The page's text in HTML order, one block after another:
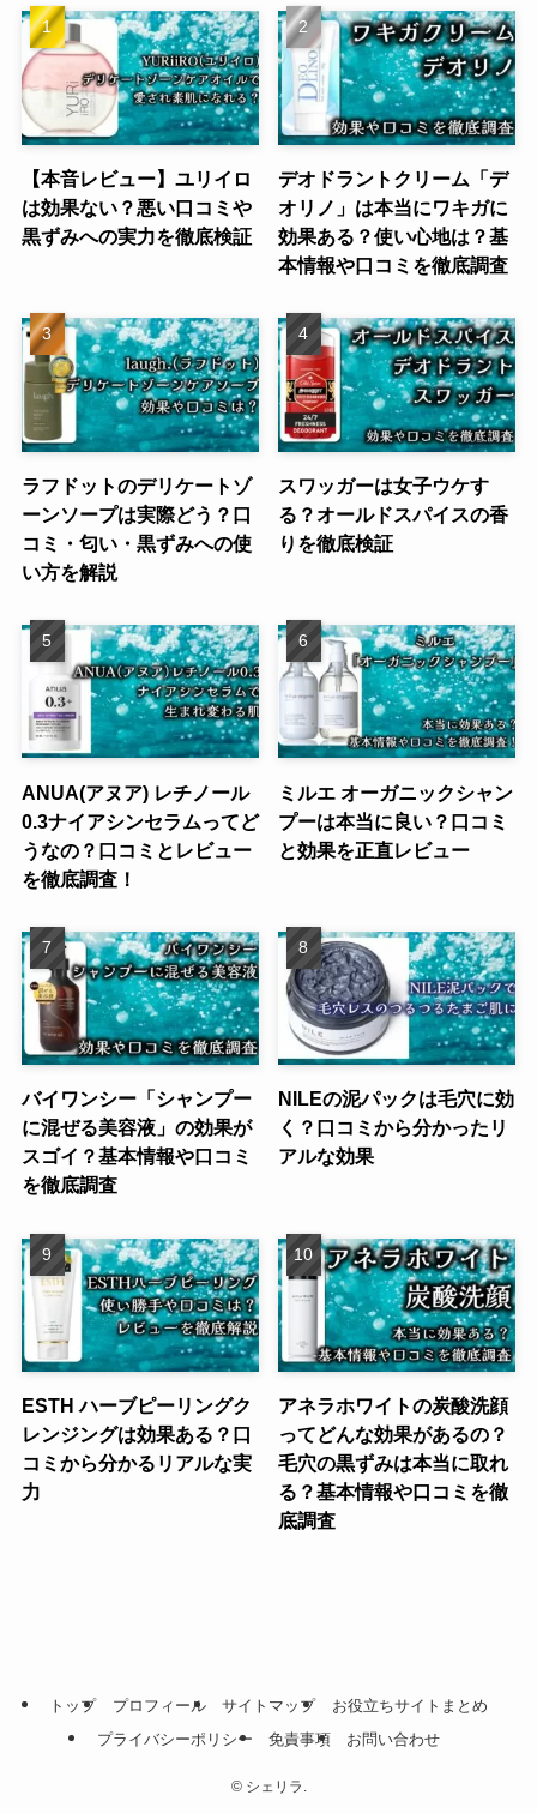
【本音レビュー】ユリイロ
は効果ない？悪い口コミや
黒ずみへの実力を徹底検証
デオドラントクリーム「デ
オリノ」は本当にワキガに
効果ある？使い心地は？基
本情報や口コミを徹底調査
ラフドットのデリケートゾ
ーンソープは実際どう？口
コミ・匂い・黒ずみへの使
い方を解説
スワッガーは女子ウケす
る？オールドスパイスの香
りを徹底検証
ANUA(アヌア) レチノール
0.3ナイアシンセラムってど
うなの？口コミとレビュー
を徹底調査！
ミルエ オーガニックシャン
プーは本当に良い？口コミ
と効果を正直レビュー
バイワンシー「シャンプー
に混ぜる美容液」の効果が
スゴイ？基本情報や口コミ
を徹底調査
NILEの泥パックは毛穴に効
く？口コミから分かったリ
アルな効果
ESTH ハーブピーリングク
レンジングは効果ある？口
コミから分かるリアルな実
力
アネラホワイトの炭酸洗顔
ってどんな効果があるの？
毛穴の黒ずみは本当に取れ
る？基本情報や口コミを徹
底調査
トップ プロフィール サイトマップ
お役立ちサイトまとめ
プライバシーポリシー
免責事項 お問い合わせ
©シェリラ.